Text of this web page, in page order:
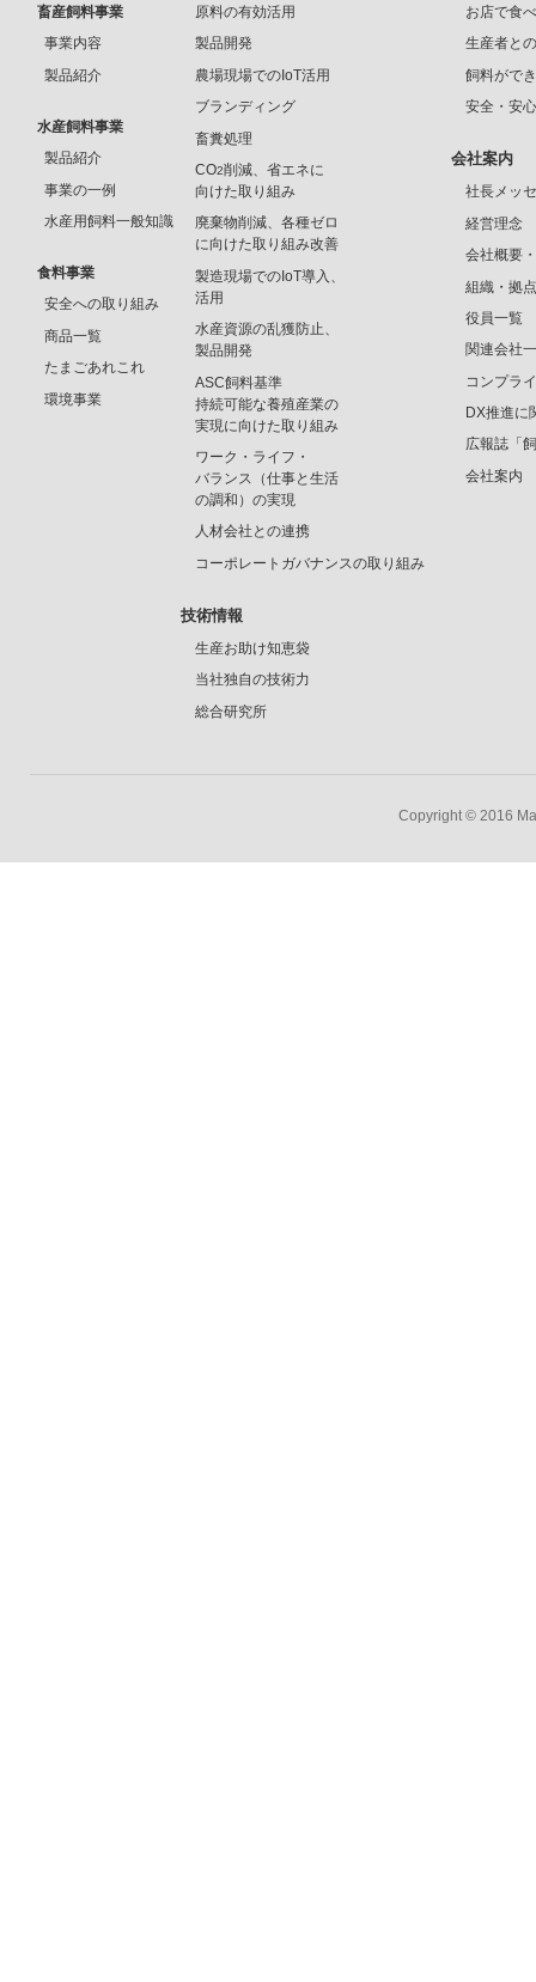
畜産飼料事業
事業内容
製品紹介
水産飼料事業
製品紹介
事業の一例
水産用飼料一般知識
食料事業
安全への取り組み
商品一覧
たまごあれこれ
環境事業
原料の有効活用
製品開発
農場現場でのIoT活用
ブランディング
畜糞処理
CO2削減、省エネに
向けた取り組み
廃棄物削減、各種ゼロ
に向けた取り組み改善
製造現場でのIoT導入、
活用
水産資源の乱獲防止、
製品開発
ASC飼料基準
持続可能な養殖産業の
実現に向けた取り組み
ワーク・ライフ・
バランス（仕事と生活
の調和）の実現
人材会社との連携
コーポレートガバナンスの取り組み
技術情報
生産お助け知恵袋
当社独自の技術力
総合研究所
お店で食
生産者と
飼料がで
安全・安
会社案内
社長メッ
経営理念
会社概要
組織・拠
役員一覧
関連会社
コンプラ
DX推進に
広報誌「
会社案内
Copyright © 2016